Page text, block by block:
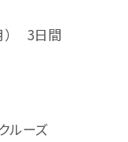
） 3日間
ルーズ